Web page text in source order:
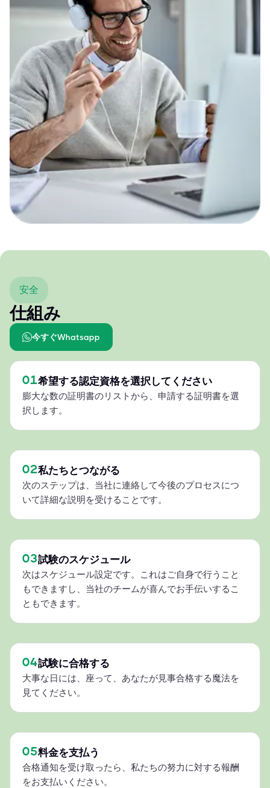
安全
仕組み
今すぐWhatsapp
01希望する認定資格を選択してください
膨大な数の証明書のリストから、申請する証明書を選
択します。
02私たちとつながる
次のステップは、当社に連絡して今後のプロセスにつ
いて詳細な説明を受けることです。
03試験のスケジュール
次はスケジュール設定です。これはご自身で行うこと
もできますし、当社のチームが喜んでお手伝いするこ
ともできます。
04試験に合格する
大事な日には、座って、あなたが見事合格する魔法を
見てください。
05料金を支払う
合格通知を受け取ったら、私たちの努力に対する報酬
をお支払いください。